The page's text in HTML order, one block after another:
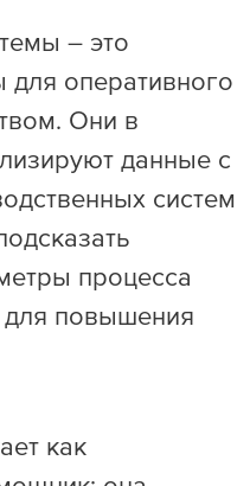
– это
оперативного
Они в
данные с
систем
процесса
для повышения
как